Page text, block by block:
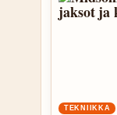
TEKNIIKKA